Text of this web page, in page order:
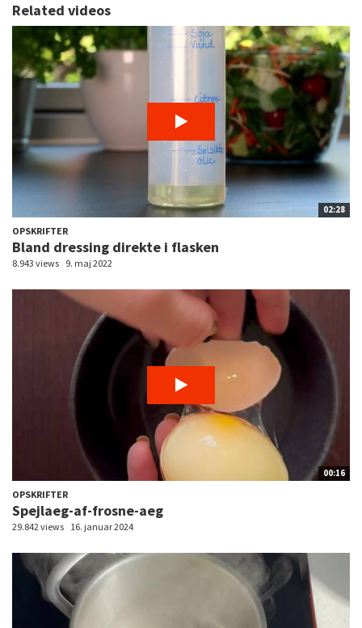
Related videos
02:28
OPSKRIFTER
Bland dressing direkte i flasken
8.943 views 9. maj 2022
00:16
OPSKRIFTER
Spejlaeg-af-frosne-aeg
29.842 views 16. januar 2024